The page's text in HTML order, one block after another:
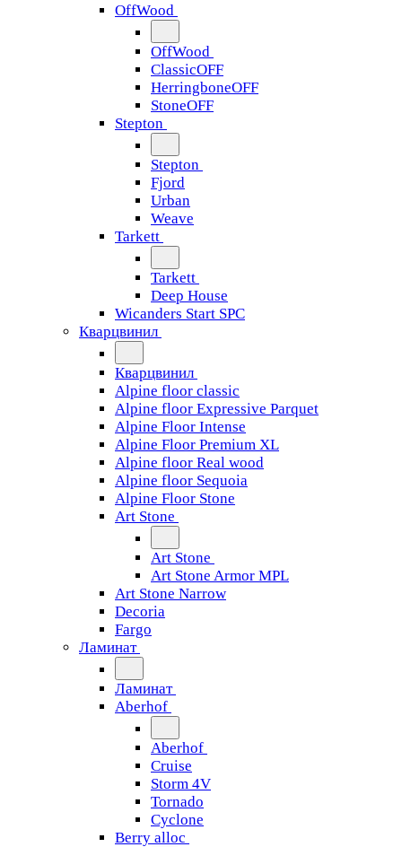
OffWood
OffWood
ClassicOFF
HerringboneOFF
StoneOFF
Stepton
Stepton
Fjord
Urban
Weave
Tarkett
Tarkett
Deep House
Wicanders Start SPC
Кварцвинил
Кварцвинил
Alpine floor classic
Alpine floor Expressive Parquet
Alpine Floor Intense
Alpine Floor Premium XL
Alpine floor Real wood
Alpine floor Sequoia
Alpine Floor Stone
Art Stone
Art Stone
Art Stone Armor MPL
Art Stone Narrow
Decoria
Fargo
Ламинат
Ламинат
Aberhof
Aberhof
Cruise
Storm 4V
Tornado
Сyclone
Berry alloc